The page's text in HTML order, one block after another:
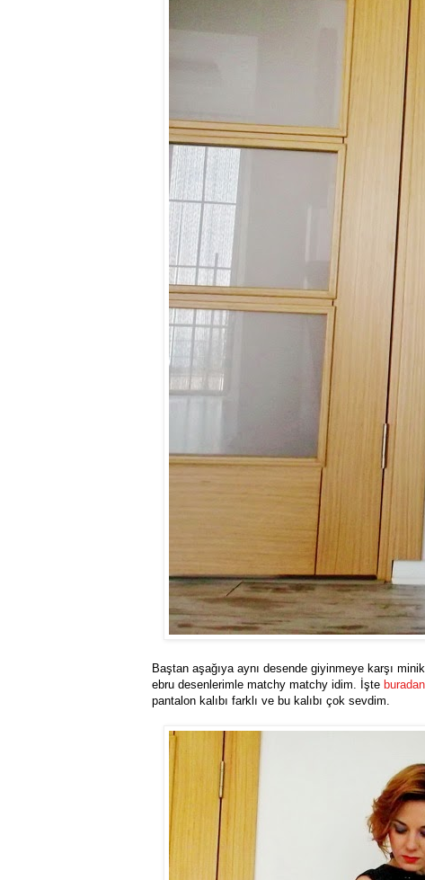
Baştan aşağıya aynı desende giyinmeye karşı
ebru desenlerimle matchy matchy idim. İşte buradan
pantalon kalıbı farklı ve bu kalıbı çok sevdim.